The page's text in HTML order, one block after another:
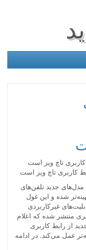
تاچ‌ ویز است
جدید تلفن‌های
شده و این غول
غیرکاربردی
منتشر شده که اعلام
از رابط کاربری
عمل می‌کند. در ادامه